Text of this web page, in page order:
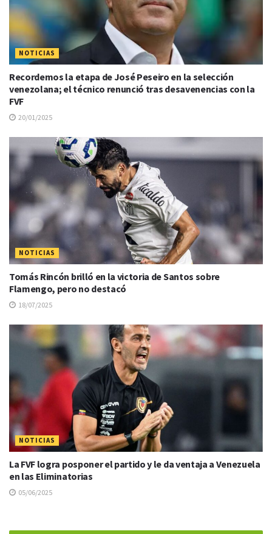
NOTICIAS
Recordemos la etapa de José Peseiro en la selección
venezolana; el técnico renunció tras desavenencias con la
FVF
20/01/2025
NOTICIAS
Tomás Rincón brilló en la victoria de Santos sobre
Flamengo, pero no destacó
18/07/2025
NOTICIAS
La FVF logra posponer el partido y le da ventaja a Venezuela
en las Eliminatorias
05/06/2025